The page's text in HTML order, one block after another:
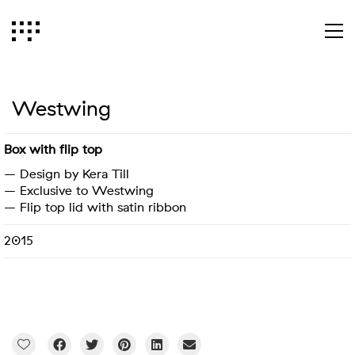
Westwing
Box with flip top
– Design by Kera Till
– Exclusive to Westwing
– Flip top lid with satin ribbon
2015